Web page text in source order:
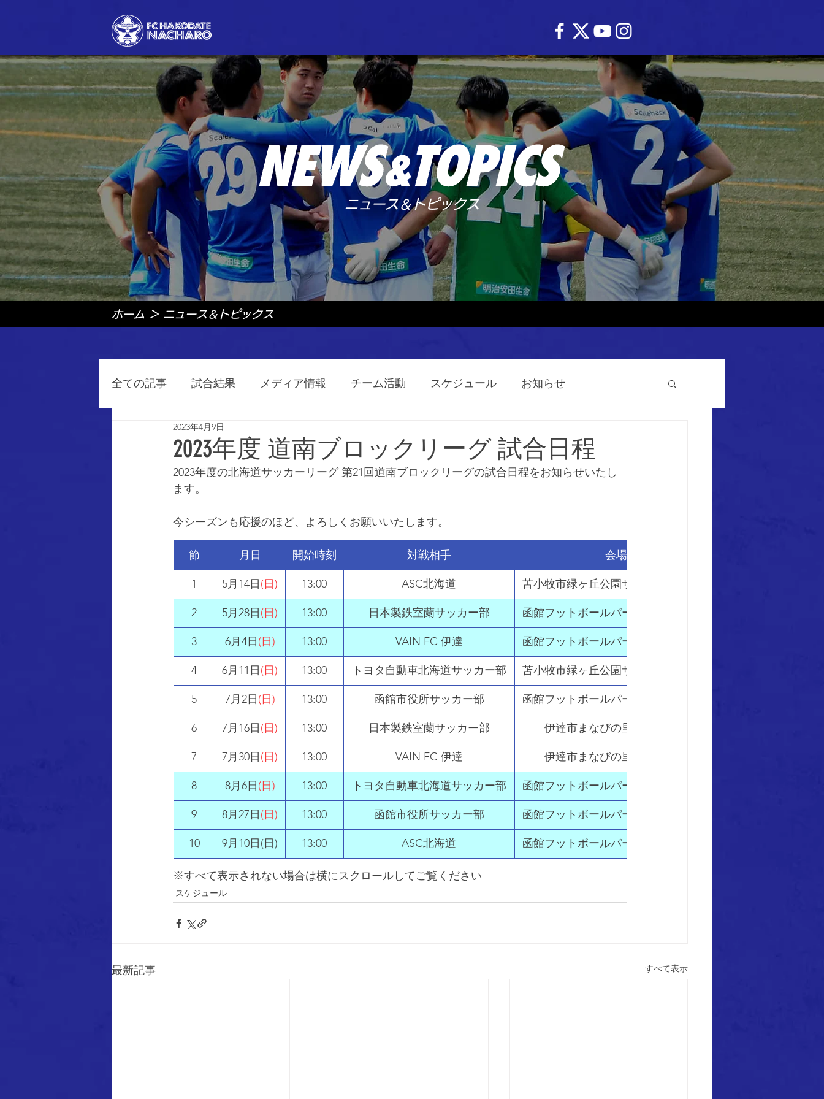
ニュース＆トピックス
ホーム ＞ ニュース＆トピックス
全ての記事 試合結果 メディア情報 チーム活動 スケジュール お知らせ
2023年度 道南ブロックリーグ 試合日程
2023年4月9日
2023年度の北海道サッカーリーグ 第21回道南ブロックリーグの試合日程をお知らせいたし
ます。
今シーズンも応援のほど、よろしくお願いいたします。
節 月日 開始時刻 対戦相手 会場
​1 5月14日(日) ​13:00 ASC北海道 ​苫小牧市緑ヶ丘公園サッカー場人工芝
2 5月28日(日) ​13:00 ​日本製鉄室蘭サッカー部 ​函館フットボールパーク天然芝コート
3 6月4日(日) ​13:00 ​VAIN FC 伊達 ​​函館フットボールパーク天然芝コート
4 6月11日(日) ​13:00 ​トヨタ自動車北海道サッカー部 ​苫小牧市緑ヶ丘公園サッカー場天然芝
5 7月2日(日) ​13:00 ​函館市役所サッカー部 ​函館フットボールパーク天然芝コート
6 7月16日(日) ​13:00 ​日本製鉄室蘭サッカー部 伊達市まなびの里サッカー場
7 7月30日(日) ​13:00 ​VAIN FC 伊達 伊達市まなびの里サッカー場
8 8月6日(日) ​13:00 ​トヨタ自動車北海道サッカー部 ​函館フットボールパーク天然芝コート
9 8月27日(日) ​13:00 ​函館市役所サッカー部 ​函館フットボールパーク天然芝コート
10 9月10日(日) ​13:00 ​ASC北海道 ​函館フットボールパーク天然芝コート
※すべて表示されない場合は横にスクロールしてご覧ください
スケジュール
最新記事 すべて表示